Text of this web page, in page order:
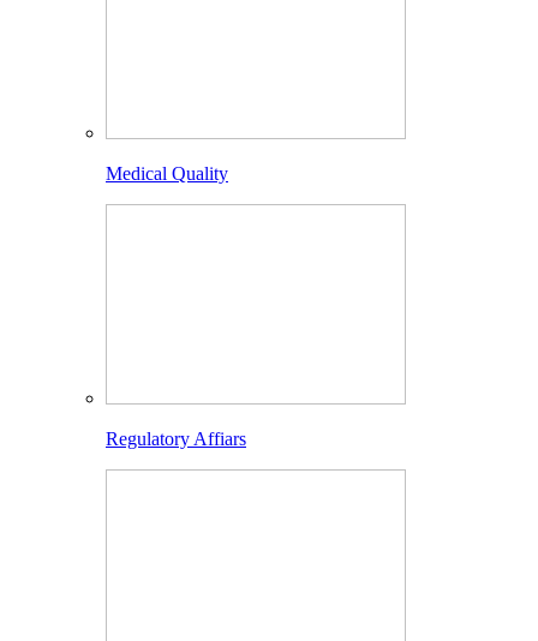
Medical Quality
Regulatory Affiars